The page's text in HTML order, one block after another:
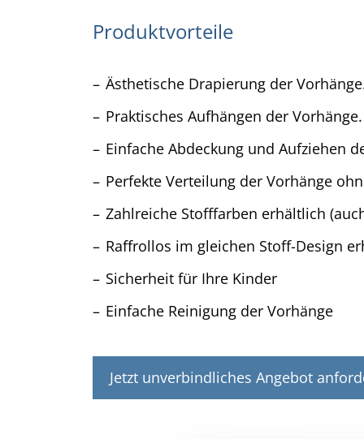
Produktvorteile
Ästhetische Drapierung der
Praktisches Aufhängen der Vorhänge.
Einfache Abdeckung und Aufziehen
Perfekte Verteilung der Vorhänge
Zahlreiche Stofffarben erhältlich
Raffrollos im gleichen Stoff-Design
Sicherheit für Ihre Kinder
Einfache Reinigung der Vorhänge
Jetzt unverbindliches Angebot